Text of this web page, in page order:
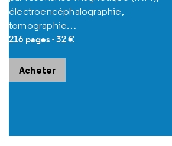
électroencéphalographie,
tomographie…
216 pages - 32 €
Acheter